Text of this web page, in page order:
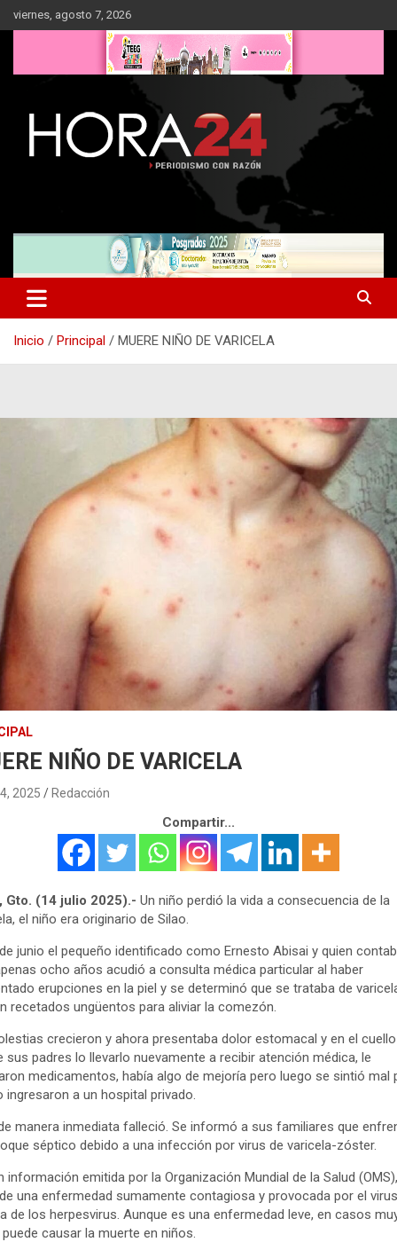
Saltar
al
viernes, agosto 7, 2026
Inicio Principal MUERE NIÑO DE VARICELA
NIÑO DE VARICELA
2025 Redacción
Compartir...
Gto. (14 julio 2025).- Un niño perdió la vida a consecuencia de la
el niño era originario de Silao.
junio el pequeño identificado como Ernesto Abisai y quien
ocho años acudió a consulta médica particular al haber
erupciones en la piel y se determinó que se trataba de
recetados ungüentos para aliviar la comezón.
crecieron y ahora presentaba dolor estomacal y en el
sus padres lo llevarlo nuevamente a recibir atención médica, le
medicamentos, había algo de mejoría pero luego se sintió mal
ingresaron a un hospital privado.
manera inmediata falleció. Se informó a sus familiares que
séptico debido a una infección por virus de varicela-zóster.
información emitida por la Organización Mundial de la Salud
una enfermedad sumamente contagiosa y provocada por el
de los herpesvirus. Aunque es una enfermedad leve, en casos
causar la muerte en niños.